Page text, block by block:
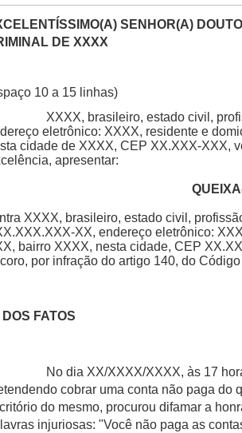
SENHOR(A)
DE XXXX
10 a 15 linhas)
XXXX, brasileiro, estado civil,
eletrônico: XXXX, residente e
cidade de XXXX, CEP XX.XXX-XXX,
apresentar:
XXXX, brasileiro, estado civil,
XX, endereço eletrônico:
bairro XXXX, nesta cidade, CEP
por infração do artigo 140, do
DOS FATOS
No dia XX/XXXX/XXXX, às 17
cobrar uma conta não paga do
do mesmo, procurou difamar a
injuriosas: "Você não paga as